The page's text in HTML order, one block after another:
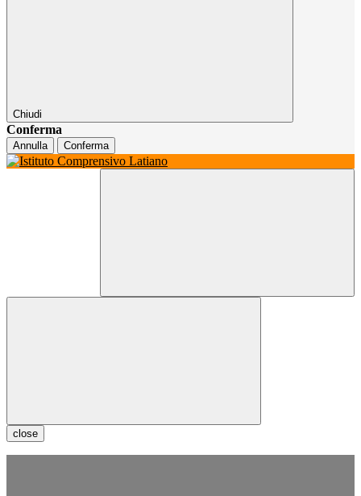
Chiudi
Conferma
Annulla Conferma
close